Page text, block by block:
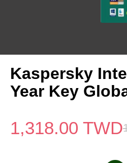
Kaspersky
Year Key
1,318.00 TWD